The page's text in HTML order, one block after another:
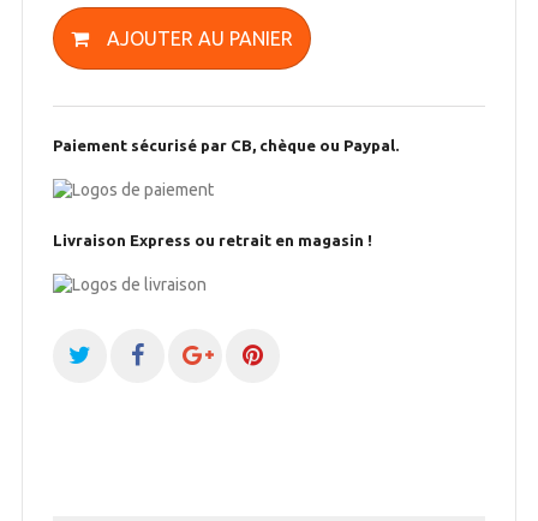
AJOUTER AU PANIER
Paiement sécurisé par CB, chèque ou Paypal.
Livraison Express ou retrait en magasin !